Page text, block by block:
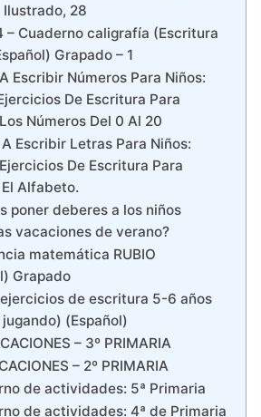
Ilustrado, 28
– Cuaderno caligrafía (Escritura
Grapado – 1
Escribir Números Para Niños:
De Escritura Para
Números Del 0 Al 20
Escribir Letras Para Niños:
De Escritura Para
Alfabeto.
poner deberes a los niños
vacaciones de verano?
matemática RUBIO
Grapado
de escritura 5-6 años
(Español)
– 3º PRIMARIA
– 2º PRIMARIA
de actividades: 5ª Primaria
de actividades: 4ª de Primaria